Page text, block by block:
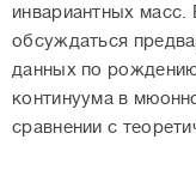
инвариантных
обсуждаться
данных по
континуума в
сравнении с